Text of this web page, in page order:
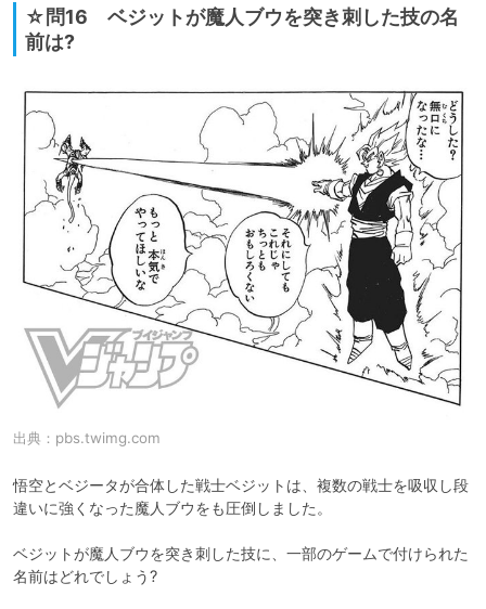
☆問16 ベジットが魔人ブウを突き刺した技の名
前は?
出典： pbs.twimg.com
悟空とベジータが合体した戦士ベジットは、複数の戦士を吸収し段
違いに強くなった魔人ブウをも圧倒しました。
ベジットが魔人ブウを突き刺した技に、一部のゲームで付けられた
名前はどれでしょう?